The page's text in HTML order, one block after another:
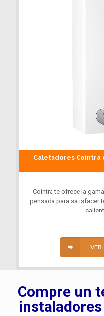
Caletadores Cointra
Cointra te ofrece la
pensada para satisfacer
VER
Compre un